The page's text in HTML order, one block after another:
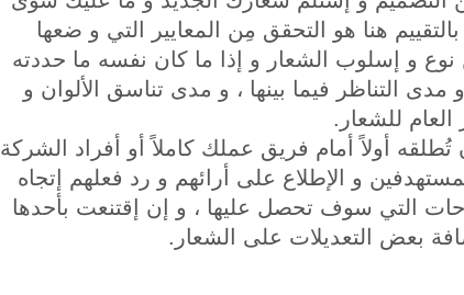
هنا هو التحقق مِن المعايير التي و ضعها
نوع و إسلوب الشعار و إذا ما كان نفسه ما حددته
التناظر فيما بينها ، و مدى تناسق الألوان و
العام للشعار.
أولاً أمام فريق عملك كاملاً أو أفراد الشركة
و الإطلاع على أرائهم و رد فعلهم إتجاه
التي سوف تحصل عليها ، و إن إقتنعت بأحدها
بعض التعديلات على الشعار.